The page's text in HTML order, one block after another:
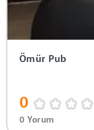
Ömür Pub
0
0 Yorum